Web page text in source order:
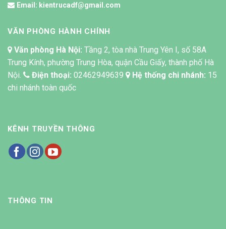
Email: kientrucadf@gmail.com
VĂN PHÒNG HÀNH CHÍNH
Văn phòng Hà Nội: Tầng 2, tòa nhà Trung Yên I, số 58A
Trung Kính, phường Trung Hòa, quận Cầu Giấy, thành phố Hà
Nội.
Điện thoại: 02462949639 Hệ thống chi nhánh: 15
chi nhánh toàn quốc
KÊNH TRUYỀN THÔNG
THÔNG TIN